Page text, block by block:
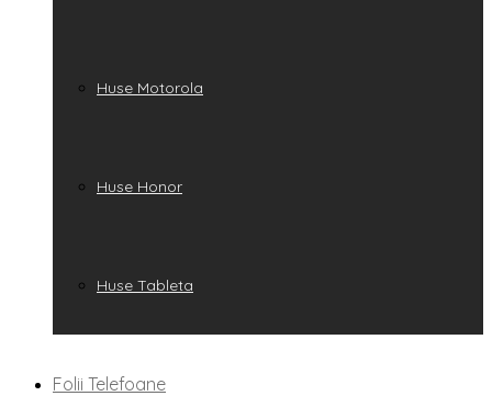
Huse Motorola
Huse Honor
Huse Tableta
Folii Telefoane